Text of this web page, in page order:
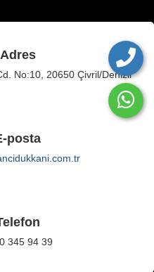
Adres
No:10, 20650 Çivril/Denizli
posta
345 94 39